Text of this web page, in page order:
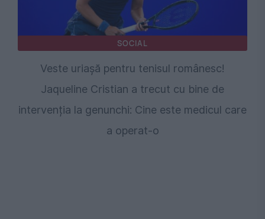
SOCIAL
Veste uriașă pentru tenisul românesc!
Jaqueline Cristian a trecut cu bine de
intervenția la genunchi: Cine este medicul care
a operat-o